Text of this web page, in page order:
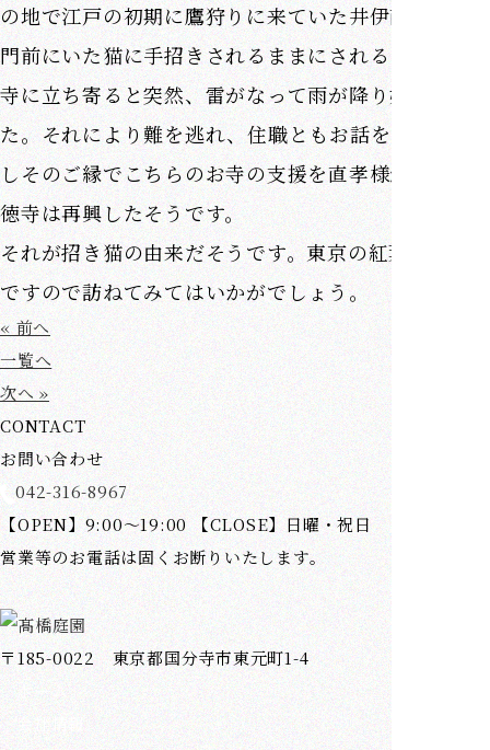
の地で江戸の初期に鷹狩りに来ていた井伊直孝様が
門前にいた猫に手招きされるままにされるままにお
寺に立ち寄ると突然、雷がなって雨が降り始めまし
た。それにより難を逃れ、住職ともお話をして過ご
しそのご縁でこちらのお寺の支援を直孝様がして豪
徳寺は再興したそうです。
それが招き猫の由来だそうです。東京の紅葉の名所
ですので訪ねてみてはいかがでしょう。
« 前へ
一覧へ
次へ »
CONTACT
お問い合わせ
042-316-8967
【OPEN】9:00～19:00 【CLOSE】日曜・祝日
営業等のお電話は固くお断りいたします。
〒185-0022 東京都国分寺市東元町1-4
ホーム
会社情報